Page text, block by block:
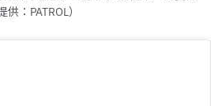
：PATROL）